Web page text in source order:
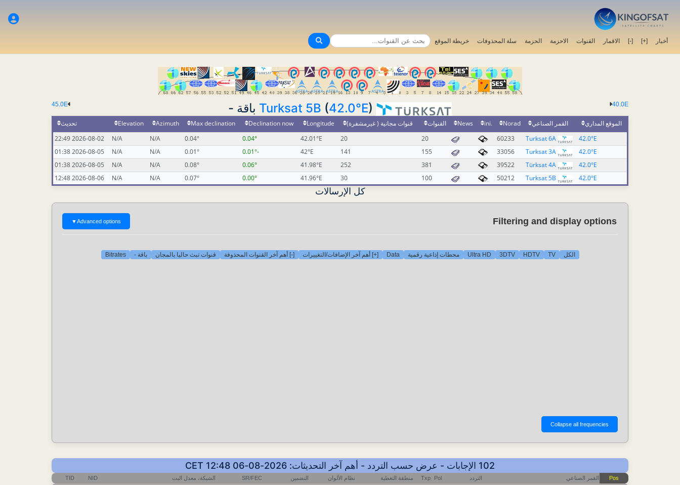
أخبار [+]
[-] الاقمار القنوات الاحزمة الحزمة سلة المحذوفات خريطة الموقع
40.0E
45.0E Turksat 5B (42.0°E) باقة -
الموقع المداري القمر الصناعي Norad
.ini
News القنوات قنوات مجانية ( غيرمشفرة) Longitude
Declination now
Max declination
Azimuth
Elevation
تحديث
42.0°E
Turksat 6A
60233
20
20
42.01°E
0.04°
0.04°
N/A
N/A
2026-08-02 22:49
42.0°E
Turksat 3A
33056
155
141
42°E
-0.01°
0.01°
N/A
N/A
2026-08-05 01:38
42.0°E
Türksat 4A
39522
381
252
41.98°E
0.06°
0.08°
N/A
N/A
2026-08-05 01:38
42.0°E
Turksat 5B
50212
100
30
41.96°E
0.00°
0.07°
N/A
N/A
2026-08-06 12:48
كل الإرسالات
Filtering and display options
Advanced options
▼
الكل TV
HDTV
3DTV
Ultra HD محطات إذاعية رقمية Data [+] أهم آخر الإضافات/التغييرات [-] أهم آخر القنوات المحذوفة قنوات تبث حاليا بالمجان باقة - Bitrates
102 الإجابات - عرض حسب التردد - أهم آخر التحديثات: 2026-08-06 12:48 CET
Pos القمر الصناعي التردد Pol
Txp منطقة التغطية نظام الألوان التضمين SR/FEC الشبكة، معدل البت NID
TID